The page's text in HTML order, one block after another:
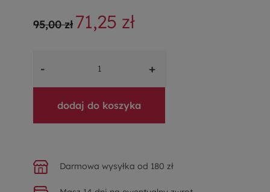
95,00 zł 71,25 zł
- +
dodaj do koszyka
Darmowa wysyłka od 180 zł